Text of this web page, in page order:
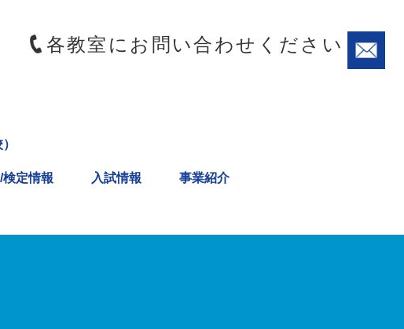
各教室にお問い合わせください
検定情報 入試情報 事業紹介